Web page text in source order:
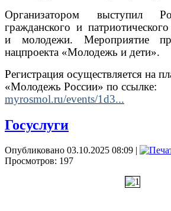
Организатором выступил
гражданского и
и молодежи. Мероприятие
нацпроекта «Молодежь и дети».
Регистрация осуществляется на
«Молодежь России» по ссылке:
myrosmol.ru/events/1d3...
Госуслуги
Опубликовано 03.10.2025 08:09 |
Просмотров: 197